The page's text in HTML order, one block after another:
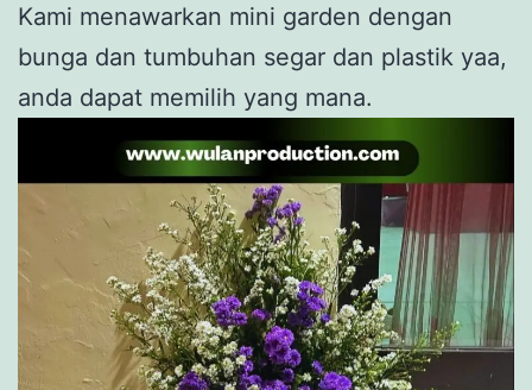
Kami menawarkan mini garden dengan
bunga dan tumbuhan segar dan plastik yaa,
anda dapat memilih yang mana.